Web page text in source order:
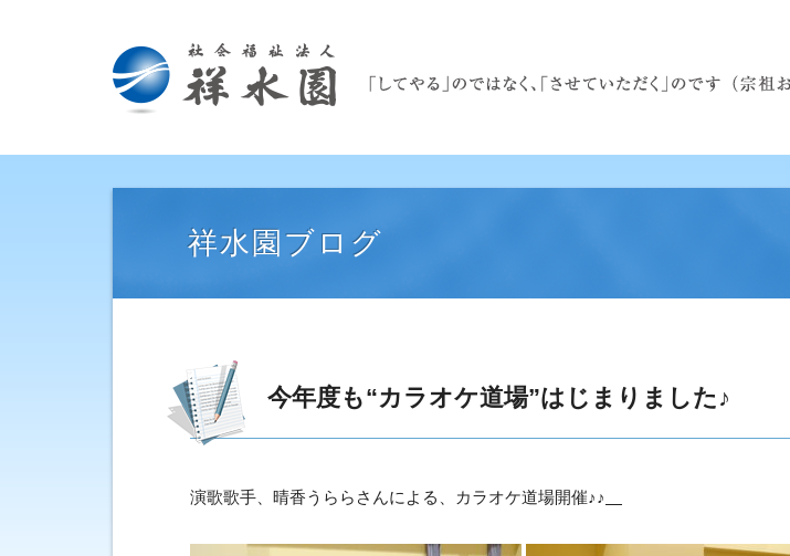
祥水園ブログ
今年度も“カラオケ道場”はじまりました♪
演歌歌手、晴香うららさんによる、カラオケ道場開催♪♪